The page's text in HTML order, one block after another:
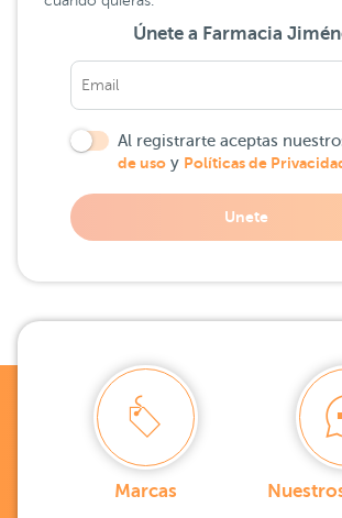
Únete a Farmacia
Al registrarte aceptas
de uso y Políticas de
Unete
Marcas